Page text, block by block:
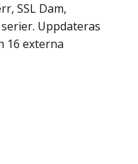
SSL Dam,
Uppdateras
16 externa